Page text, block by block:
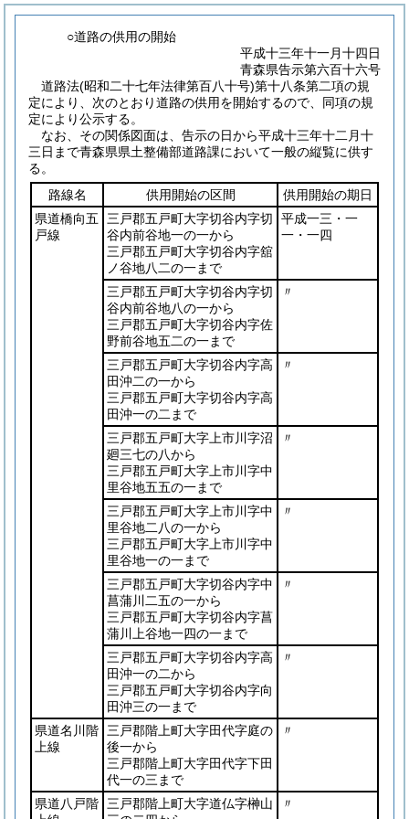
○道路の供用の開始
平成十三年十一月十四日
青森県告示第六百十六号
道路法(昭和二十七年法律第百八十号)第十八条第二項の規
定により、次のとおり道路の供用を開始するので、同項の規
定により公示する。
なお、その関係図面は、告示の日から平成十三年十二月十
三日まで青森県県土整備部道路課において一般の縦覧に供す
る。
路線名
供用開始の区間
供用開始の期日
県道橋向五
戸線
三戸郡五戸町大字切谷内字切
谷内前谷地一の一から
三戸郡五戸町大字切谷内字舘
ノ谷地八二の一まで
平成一三・一
一・一四
三戸郡五戸町大字切谷内字切
谷内前谷地八の一から
三戸郡五戸町大字切谷内字佐
野前谷地五二の一まで
〃
三戸郡五戸町大字切谷内字高
田沖二の一から
三戸郡五戸町大字切谷内字高
田沖一の二まで
〃
三戸郡五戸町大字上市川字沼
廻三七の八から
三戸郡五戸町大字上市川字中
里谷地五五の一まで
〃
三戸郡五戸町大字上市川字中
里谷地二八の一から
三戸郡五戸町大字上市川字中
里谷地一の一まで
〃
三戸郡五戸町大字切谷内字中
菖蒲川二五の一から
三戸郡五戸町大字切谷内字菖
蒲川上谷地一四の一まで
〃
三戸郡五戸町大字切谷内字高
田沖一の二から
三戸郡五戸町大字切谷内字向
田沖三の一まで
〃
県道名川階
上線
三戸郡階上町大字田代字庭の
後一から
三戸郡階上町大字田代字下田
代一の三まで
〃
県道八戸階
三戸郡階上町大字道仏字榊山
〃